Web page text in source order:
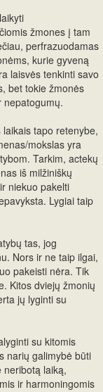
žmones į tam
perfrazuodamas
kurie gyveną
laisvės tenkinti savo
bet tokie žmonės
nepatogumų.
tapo retenybe,
mokslas yra
Tarkim, actekų
iš milžiniškų
niekuo pakelti
Lygiai taip
tas, jog
Nors ir ne taip ilgai,
pakeisti nėra. Tik
Kitos dviejų žmonių
jų lyginti su
su kitomis
narių galimybė būti
neribotą laiką,
ir harmoningomis